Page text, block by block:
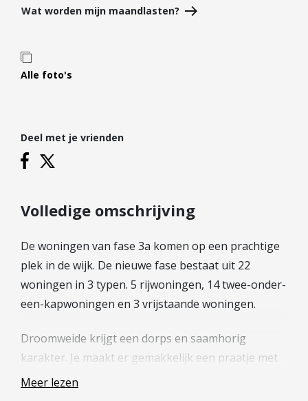
Particulieren
Hypotheekadvies
Hypotheek oversluiten
Financiële check
Banken
Reviews
Contact
Leer ons kennen
Over Ons
Vacatures
FAQ
Blog
Wat worden mijn maandlasten?
Alle foto's
Deel met je vrienden
Volledige omschrijving
De woningen van fase 3a komen op een prachtige
plek in de wijk. De nieuwe fase bestaat uit 22
woningen in 3 typen. 5 rijwoningen, 14 twee-onder-
een-kapwoningen en 3 vrijstaande woningen.
Droomweide krijgt een dorps en saamhorig
karakter. Je maakt er gemakkelijk een praatje met
buurtgenoten en kinderen gaan op avontuur met
Meer lezen